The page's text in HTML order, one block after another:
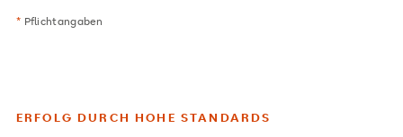
* Pflichtangaben
ERFOLG DURCH HOHE STANDARDS